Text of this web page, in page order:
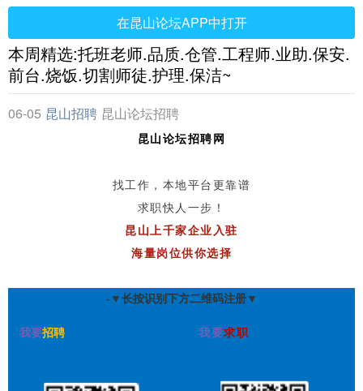
在昆山论坛APP中打开
本周精选:托班老师.品质.仓管.工程师.业助.保安.
前台.烧饭.切割师徒.护理.保洁~
06-05 昆山招聘 昆山论坛招聘
昆山论坛招聘网
找工作，本地平台更靠谱
求职快人一步！
昆山上千家企业入驻
海量岗位供你选择
-▼长按识别下方二维码注册▼
我要招聘 我要求职